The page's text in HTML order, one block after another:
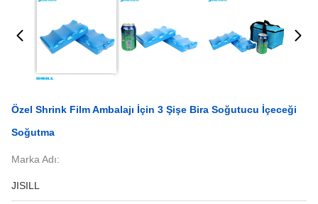
Özel Shrink Film Ambalajı İçin 3 Şişe Bira Soğutucu İçeceği
Soğutma
Marka Adı:
JISILL